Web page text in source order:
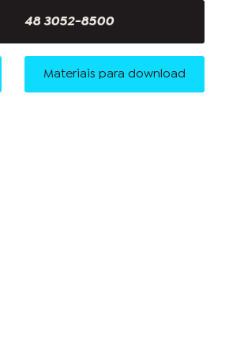
48 3052-8500
Materiais para download